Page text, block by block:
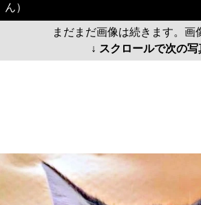
ん）
まだまだ画像は続きます。画
↓ スクロールで次の写